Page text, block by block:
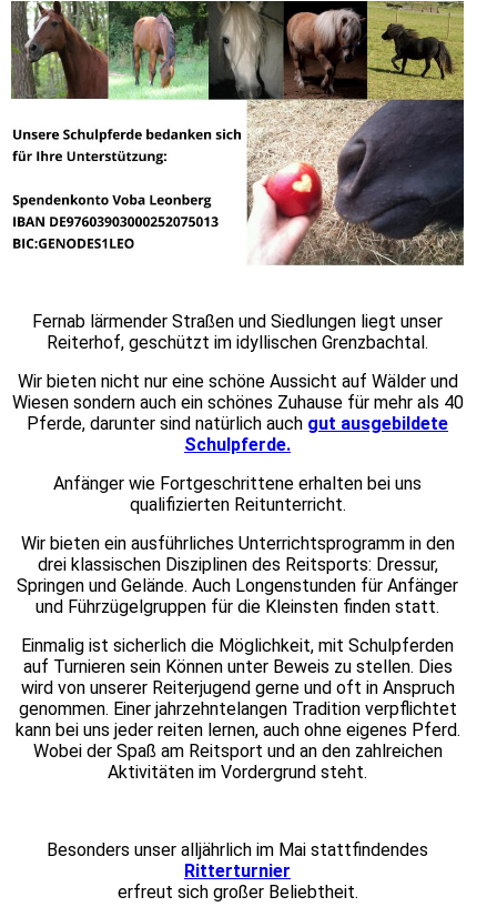
Fernab lärmender Straßen und Siedlungen liegt unser
Reiterhof, geschützt im idyllischen Grenzbachtal.
Wir bieten nicht nur eine schöne Aussicht auf Wälder und
Wiesen sondern auch ein schönes Zuhause für mehr als 40
Pferde, darunter sind natürlich auch gut ausgebildete
Schulpferde.
Anfänger wie Fortgeschrittene erhalten bei uns
qualifizierten Reitunterricht.
Wir bieten ein ausführliches Unterrichtsprogramm in den
drei klassischen Disziplinen des Reitsports: Dressur,
Springen und Gelände. Auch Longenstunden für Anfänger
und Führzügelgruppen für die Kleinsten finden statt.
Einmalig ist sicherlich die Möglichkeit, mit Schulpferden
auf Turnieren sein Können unter Beweis zu stellen. Dies
wird von unserer Reiterjugend gerne und oft in Anspruch
genommen. Einer jahrzehntelangen Tradition verpflichtet
kann bei uns jeder reiten lernen, auch ohne eigenes Pferd.
Wobei der Spaß am Reitsport und an den zahlreichen
Aktivitäten im Vordergrund steht.
Besonders unser alljährlich im Mai stattfindendes
Ritterturnier
erfreut sich großer Beliebtheit.